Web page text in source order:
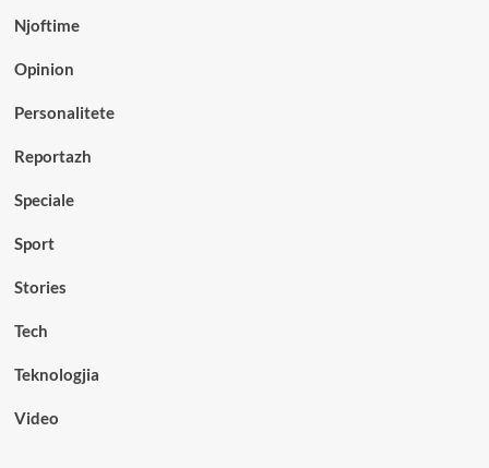
Njoftime
Opinion
Personalitete
Reportazh
Speciale
Sport
Stories
Tech
Teknologjia
Video